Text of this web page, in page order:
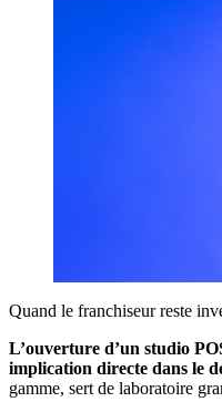
Quand le franchiseur reste
L’ouverture d’un studio
implication directe dans le
gamme, sert de laboratoire